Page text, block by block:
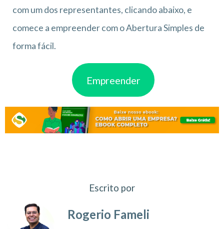
com um dos representantes, clicando abaixo, e
comece a empreender com o Abertura Simples de
forma fácil.
Empreender
Escrito por
Rogerio Fameli